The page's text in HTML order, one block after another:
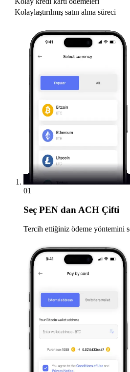
Kolaylaştırılmış satın alma süreci
01
Seç PEN dan ACH Çifti
Tercih ettiğiniz ödeme yöntemini